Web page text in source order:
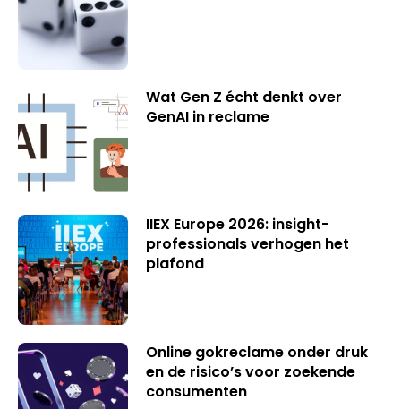
Wat Gen Z écht denkt over
GenAI in reclame
IIEX Europe 2026: insight-
professionals verhogen het
plafond
Online gokreclame onder druk
en de risico’s voor zoekende
consumenten